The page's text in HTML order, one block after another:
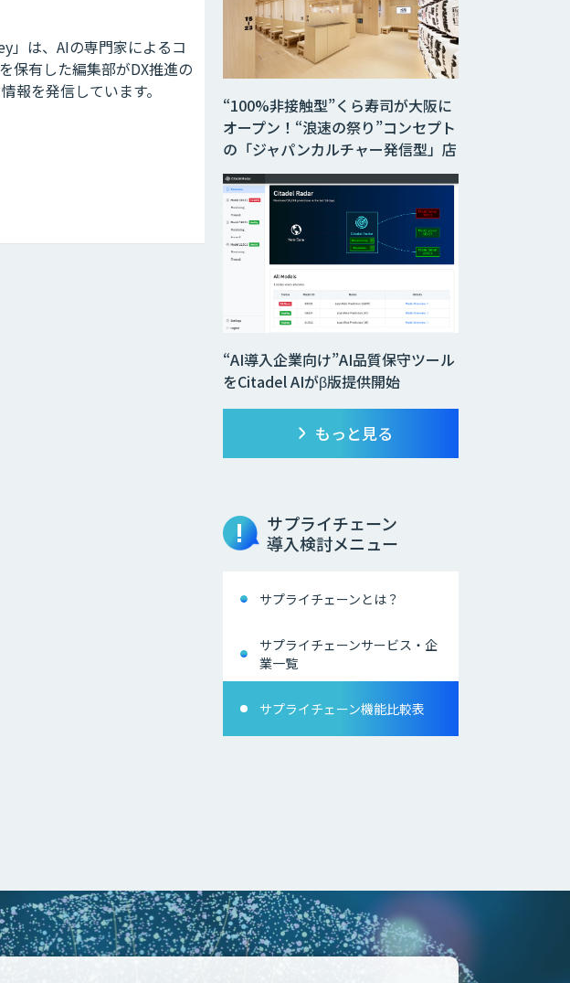
」は、AIの専門家によるコ
保有した編集部がDX推進の
報を発信しています。
“AI導入企業向け”AI品質保守ツール
をCitadel AIがβ版提供開始
“100%非接触型”くら寿司が大阪に
オープン！“浪速の祭り”コンセプト
の「ジャパンカルチャー発信型」店
もっと見る
サプライチェーン
導入検討メニュー
サプライチェーンとは？
サプライチェーンサービス・企
業一覧
サプライチェーン機能比較表